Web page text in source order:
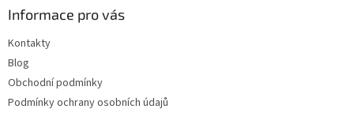
Informace pro vás
Kontakty
Blog
Obchodní podmínky
Podmínky ochrany osobních údajů